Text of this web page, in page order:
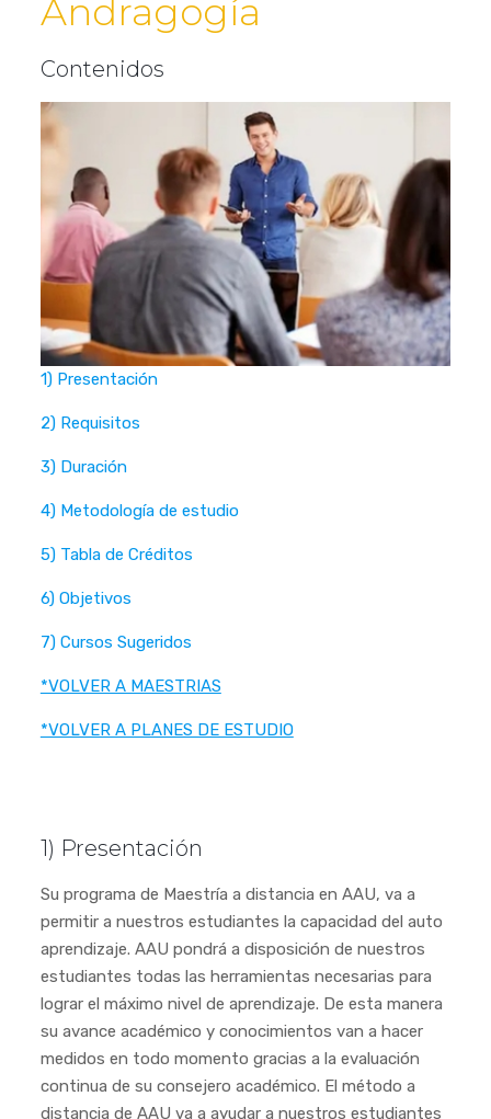
Andragogía
Contenidos
1) Presentación
2) Requisitos
3) Duración
4) Metodología de estudio
5) Tabla de Créditos
6) Objetivos
7) Cursos Sugeridos
*VOLVER A MAESTRIAS
*VOLVER A PLANES DE ESTUDIO
1) Presentación
Su programa de Maestría a distancia en AAU, va a
permitir a nuestros estudiantes la capacidad del auto
aprendizaje. AAU pondrá a disposición de nuestros
estudiantes todas las herramientas necesarias para
lograr el máximo nivel de aprendizaje. De esta manera
su avance académico y conocimientos van a hacer
medidos en todo momento gracias a la evaluación
continua de su consejero académico. El método a
distancia de AAU va a ayudar a nuestros estudiantes